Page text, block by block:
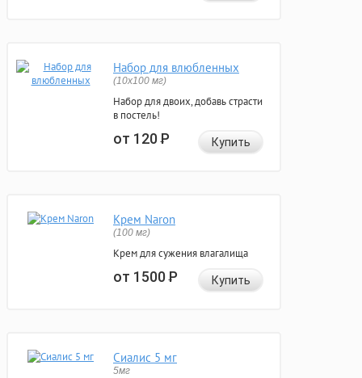
Набор для влюбленных
(10х100 мг)
Набор для двоих, добавь страсти
в постель!
от 120Р Купить
Крем Naron
(100 мг)
Крем для сужения влагалища
от 1500Р Купить
Сиалис 5 мг
5мг